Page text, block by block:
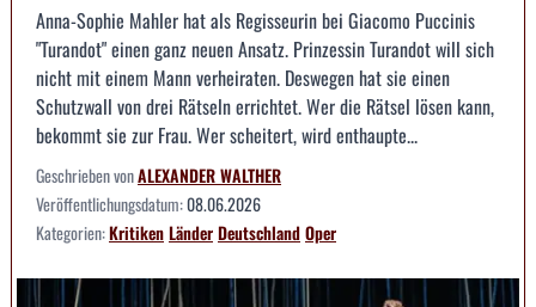
Anna-Sophie Mahler hat als Regisseurin bei Giacomo Puccinis
"Turandot" einen ganz neuen Ansatz. Prinzessin Turandot will sich
nicht mit einem Mann verheiraten. Deswegen hat sie einen
Schutzwall von drei Rätseln errichtet. Wer die Rätsel lösen kann,
bekommt sie zur Frau. Wer scheitert, wird enthaupte...
Geschrieben vonALEXANDER WALTHER
Veröffentlichungsdatum:08.06.2026
Kategorien:KritikenLänderDeutschlandOper